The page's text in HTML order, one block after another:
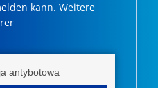
kann. Weitere
antybotowa